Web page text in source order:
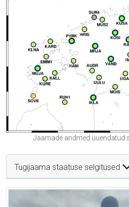
Jaamade andmed uuendatud
Tugijaama staatuse selgitused